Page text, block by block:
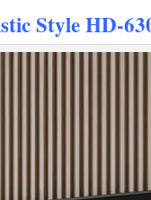
Style HD-